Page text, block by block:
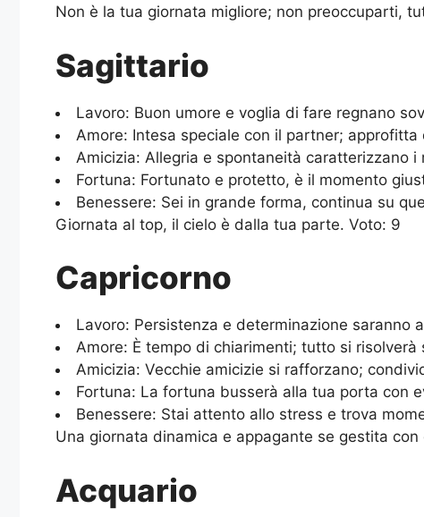
Non è la tua giornata migliore; non preoccuparti,
Sagittario
Lavoro: Buon umore e voglia di fare regnano
Amore: Intesa speciale con il partner;
Amicizia: Allegria e spontaneità caratterizzano
Fortuna: Fortunato e protetto, è il momento
Benessere: Sei in grande forma, continua su
Giornata al top, il cielo è dalla tua parte. Voto: 9
Capricorno
Lavoro: Persistenza e determinazione saranno
Amore: È tempo di chiarimenti; tutto si
Amicizia: Vecchie amicizie si rafforzano;
Fortuna: La fortuna busserà alla tua porta con
Benessere: Stai attento allo stress e trova
Una giornata dinamica e appagante se gestita con
Acquario